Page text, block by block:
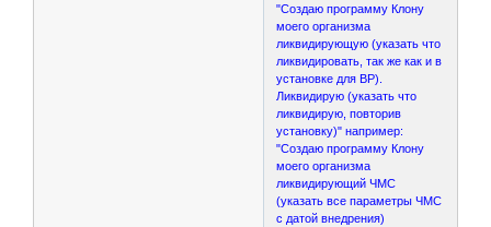
"Создаю программу Клону
моего организма
ликвидирующую (указать что
ликвидировать, так же как и в
установке для ВР).
Ликвидирую (указать что
ликвидирую, повторив
установку)" например:
"Создаю программу Клону
моего организма
ликвидирующий ЧМС
(указать все параметры ЧМС
с датой внедрения)